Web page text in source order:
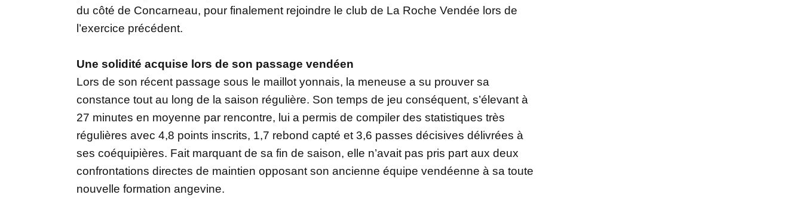
du côté de Concarneau, pour finalement rejoindre le club de La Roche Vendée lors de
l’exercice précédent.
Une solidité acquise lors de son passage vendéen
Lors de son récent passage sous le maillot yonnais, la meneuse a su prouver sa
constance tout au long de la saison régulière. Son temps de jeu conséquent, s’élevant à
27 minutes en moyenne par rencontre, lui a permis de compiler des statistiques très
régulières avec 4,8 points inscrits, 1,7 rebond capté et 3,6 passes décisives délivrées à
ses coéquipières. Fait marquant de sa fin de saison, elle n’avait pas pris part aux deux
confrontations directes de maintien opposant son ancienne équipe vendéenne à sa toute
nouvelle formation angevine.